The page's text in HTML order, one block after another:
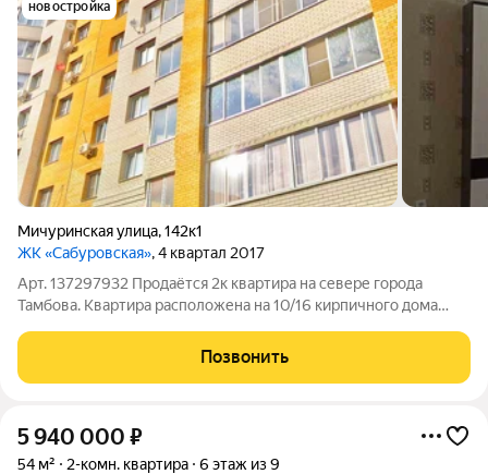
новостройка
Мичуринская улица,142к1
ЖК «Сабуровская», 4 квартал 2017
Арт. 137297932 Продаётся 2к квартира на севере города
Тамбова. Квартира расположена на 10/16 кирпичного дома
изолированные (распашонка), кухня - 12 кв.м. с выходом на
лоджию, гостиная - 20 кв.м.
Позвонить
5 940 000 ₽
54 м² 2-комн. квартира 6 этаж из 9